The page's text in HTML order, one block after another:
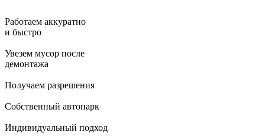
Работаем аккуратно
и быстро
Увезем мусор после
демонтажа
Получаем разрешения
Собственный автопарк
Индивидуальный подход